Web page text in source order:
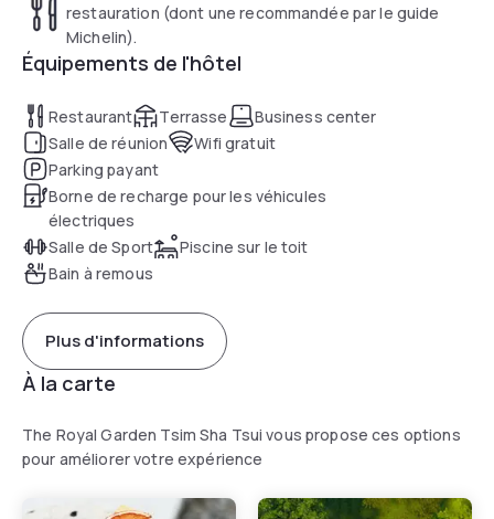
restauration (dont une recommandée par le guide
Michelin).
Équipements de l'hôtel
Restaurant Terrasse
Business center
Salle de réunion
Wifi gratuit
Parking payant
Borne de recharge pour les véhicules
électriques
Salle de Sport
Piscine sur le toit
Bain à remous
Plus d'informations
À la carte
The Royal Garden Tsim Sha Tsui vous propose ces options
pour améliorer votre expérience